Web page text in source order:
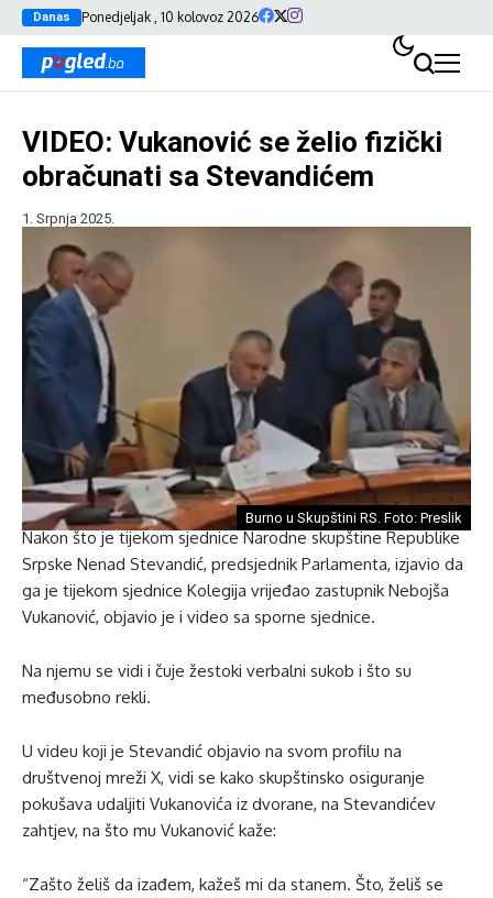
Danas Ponedjeljak , 10 kolovoz 2026
VIDEO: Vukanović se želio fizički
obračunati sa Stevandićem
1. Srpnja 2025.
Burno u Skupštini RS. Foto: Preslik
Nakon što je tijekom sjednice Narodne skupštine Republike
Srpske Nenad Stevandić, predsjednik Parlamenta, izjavio da
ga je tijekom sjednice Kolegija vrijeđao zastupnik Nebojša
Vukanović, objavio je i video sa sporne sjednice.
Na njemu se vidi i čuje žestoki verbalni sukob i što su
međusobno rekli.
U videu koji je Stevandić objavio na svom profilu na
društvenoj mreži X, vidi se kako skupštinsko osiguranje
pokušava udaljiti Vukanovića iz dvorane, na Stevandićev
zahtjev, na što mu Vukanović kaže:
“Zašto želiš da izađem, kažeš mi da stanem. Što, želiš se